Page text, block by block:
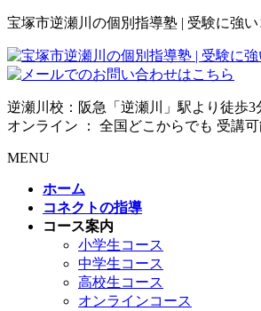
宝塚市逆瀬川の個別指導塾 | 受験に強い
逆瀬川校：阪急「逆瀬川」駅より徒歩3
オンライン ： 全国どこからでも 受講
MENU
ホーム
コネクトの指導
コース案内
小学生コース
中学生コース
高校生コース
オンラインコース